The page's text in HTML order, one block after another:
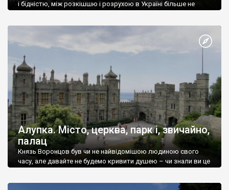
і бідністю, між розкішшю і розрухою в Україні більше не
Алупка. Місто, церква, парк і, звичайно,
палац
Князь Воронцов був чи не найвідомішою людиною свого
часу, але давайте не будемо кривити душею – чи знали ви це